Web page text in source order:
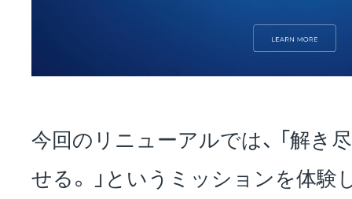
今回のリニューアルでは、 「解き
せる。 」というミッションを体験